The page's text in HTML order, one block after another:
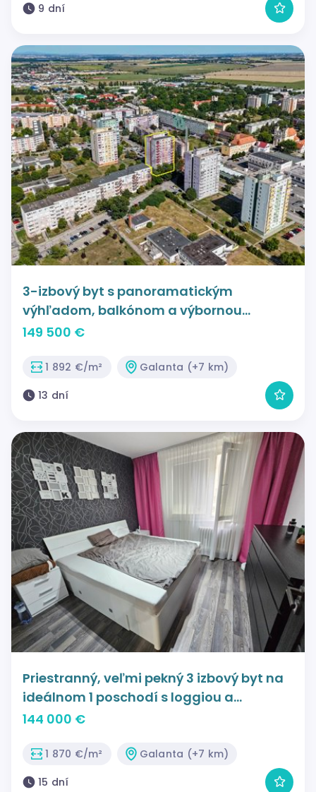
9 dní
3-izbový byt s panoramatickým
výhľadom, balkónom a výbornou
dispozíciou | Centrum Galanty
149 500 €
1 892 €/m²
Galanta (+7 km)
13 dní
Priestranný, veľmi pekný 3 izbový byt na
ideálnom 1 poschodí s loggiou a
komorou.
144 000 €
1 870 €/m²
Galanta (+7 km)
15 dní